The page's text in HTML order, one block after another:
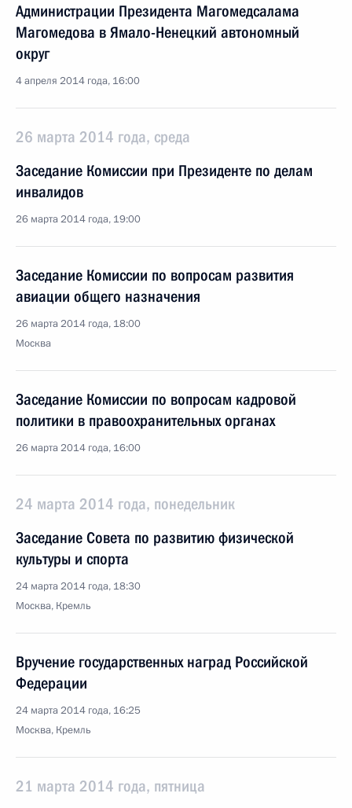
Администрации Президента Магомедсалама
Магомедова в Ямало-Ненецкий автономный
округ
4 апреля 2014 года, 16:00
26 марта 2014 года, среда
Заседание Комиссии при Президенте по делам
инвалидов
26 марта 2014 года, 19:00
Заседание Комиссии по вопросам развития
авиации общего назначения
26 марта 2014 года, 18:00
Москва
Заседание Комиссии по вопросам кадровой
политики в правоохранительных органах
26 марта 2014 года, 16:00
24 марта 2014 года, понедельник
Заседание Совета по развитию физической
культуры и спорта
24 марта 2014 года, 18:30
Москва, Кремль
Вручение государственных наград Российской
Федерации
24 марта 2014 года, 16:25
Москва, Кремль
21 марта 2014 года, пятница